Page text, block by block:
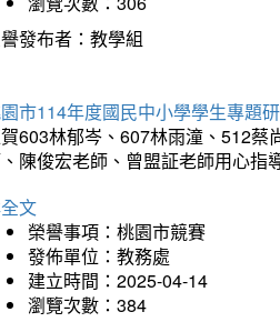
發布者：教學組
市114年度國民中小學學生專題
603林郁岑、607林雨潼、512蔡
陳俊宏老師、曾盟証老師用心指
文
榮譽事項：桃園市競賽
發佈單位：教務處
建立時間：2025-04-14
瀏覽次數：384